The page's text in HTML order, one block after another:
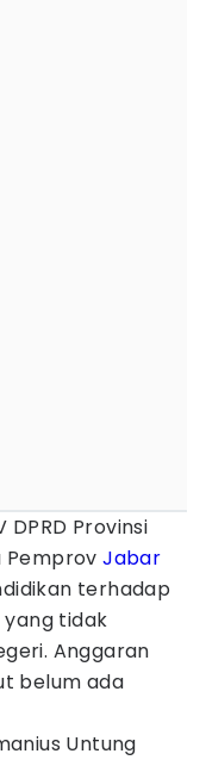
DPRD Provinsi
PemprovJabar
terhadap
tidak
Anggaran
belum ada
Untung